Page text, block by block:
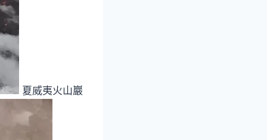
夏威夷火山巖